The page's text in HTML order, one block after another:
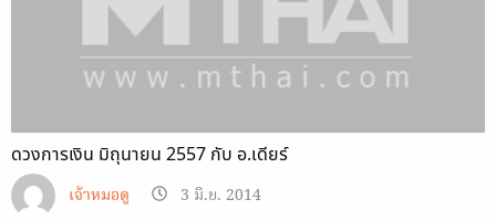
ดวงการเงิน มิถุนายน 2557 กับ อ.เดียร์
เจ้าหมอดู
3 มิ.ย. 2014